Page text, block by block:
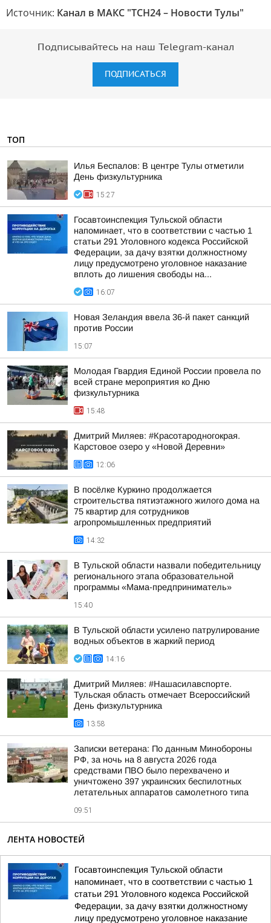
Источник: Канал в МАКС "ТСН24 – Новости Тулы"
Подписывайтесь на наш Telegram-канал
ПОДПИСАТЬСЯ
ТОП
Илья Беспалов: В центре Тулы отметили
День физкультурника
15:27
Госавтоинспекция Тульской области
напоминает, что в соответствии с частью 1
статьи 291 Уголовного кодекса Российской
Федерации, за дачу взятки должностному
лицу предусмотрено уголовное наказание
вплоть до лишения свободы на...
16:07
Новая Зеландия ввела 36-й пакет санкций
против России
15:07
Молодая Гвардия Единой России провела по
всей стране мероприятия ко Дню
физкультурника
15:48
Дмитрий Миляев: #Красотародногокрая.
Карстовое озеро у «Новой Деревни»
12:06
В посёлке Куркино продолжается
строительства пятиэтажного жилого дома на
75 квартир для сотрудников
агропромышленных предприятий
14:32
В Тульской области назвали победительницу
регионального этапа образовательной
программы «Мама-предприниматель»
15:40
В Тульской области усилено патрулирование
водных объектов в жаркий период
14:16
Дмитрий Миляев: #Нашасилавспорте.
Тульская область отмечает Всероссийский
День физкультурника
13:58
Записки ветерана: По данным Минобороны
РФ, за ночь на 8 августа 2026 года
средствами ПВО было перехвачено и
уничтожено 397 украинских беспилотных
летательных аппаратов самолетного типа
09:51
ЛЕНТА НОВОСТЕЙ
Госавтоинспекция Тульской области
напоминает, что в соответствии с частью 1
статьи 291 Уголовного кодекса Российской
Федерации, за дачу взятки должностному
лицу предусмотрено уголовное наказание